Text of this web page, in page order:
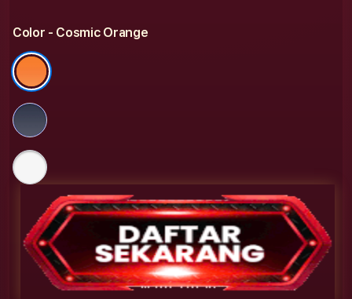
Color - Cosmic Orange